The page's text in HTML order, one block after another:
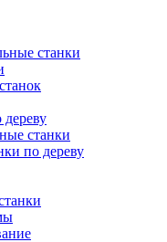
станки
станки
по дереву